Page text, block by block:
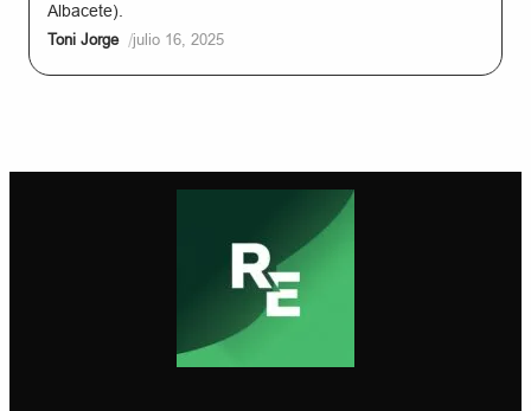
Albacete).
Toni Jorge /julio 16, 2025